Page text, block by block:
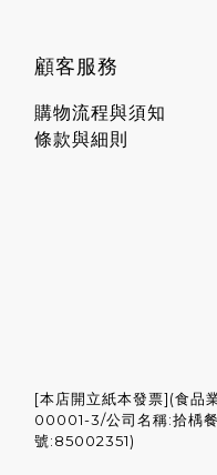
顧客服務
購物流程與須知
條款與細則
[本店開立紙本發票](食品
00001-3/公司名稱:拾楀
號:85002351)